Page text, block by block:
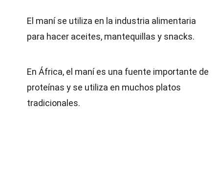
El maní se utiliza en la industria alimentaria
para hacer aceites, mantequillas y snacks.
En África, el maní es una fuente importante de
proteínas y se utiliza en muchos platos
tradicionales.